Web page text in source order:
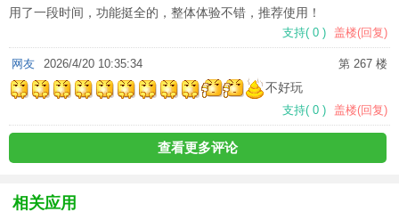
用了一段时间，功能挺全的，整体体验不错，推荐使用！
支持( 0 ) 盖楼(回复)
第 267 楼
网友 2026/4/20 10:35:34
不好玩
支持( 0 ) 盖楼(回复)
查看更多评论
相关应用